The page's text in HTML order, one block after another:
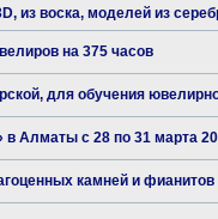
из воска, моделей из
на 375 часов
для обучения
Алматы с 28 по 31 марта
камней и фианитов